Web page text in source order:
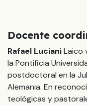
Docente
Rafael LucianiLaico
la Pontificia
postdoctoral en la
Alemania. En
teológicas y